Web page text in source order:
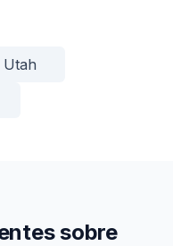
Utah
sobre